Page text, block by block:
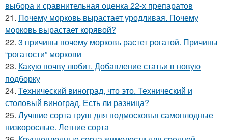
выбора и сравнительная оценка 22-х препаратов
21. Почему морковь вырастает уродливая. Почему
морковь вырастает корявой?
22. 3 причины почему морковь растет рогатой. Причины
“рогатости” моркови
23. Какую почву любит. Добавление статьи в новую
подборку
24. Технический виноград, что это. Технический и
столовый виноград. Есть ли разница?
25. Лучшие сорта груш для подмосковья самоплодные
низкорослые. Летние сорта